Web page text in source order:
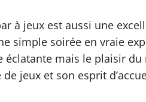
à jeux est aussi une
simple soirée en vraie
mais le plaisir
jeux et son esprit